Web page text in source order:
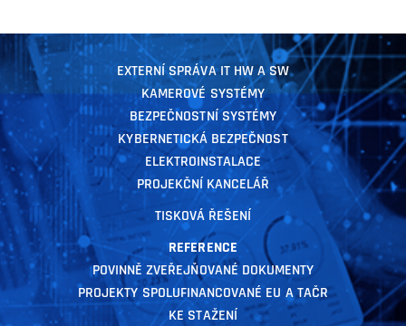
EXTERNÍ SPRÁVA IT HW A SW
KAMEROVÉ SYSTÉMY
BEZPEČNOSTNÍ SYSTÉMY
KYBERNETICKÁ BEZPEČNOST
ELEKTROINSTALACE
PROJEKČNÍ KANCELÁŘ
TISKOVÁ ŘEŠENÍ
REFERENCE
POVINNĚ ZVEŘEJŇOVANÉ DOKUMENTY
PROJEKTY SPOLUFINANCOVANÉ EU A TAČR
KE STAŽENÍ